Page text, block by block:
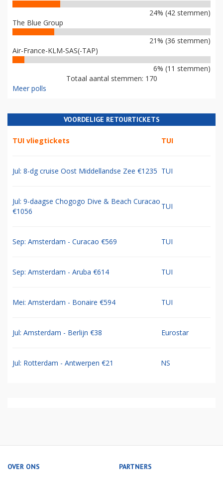
24% (42 stemmen)
The Blue Group
21% (36 stemmen)
Air-France-KLM-SAS(-TAP)
6% (11 stemmen)
Totaal aantal stemmen: 170
Meer polls
VOORDELIGE RETOURTICKETS
TUI vliegtickets TUI
Jul: 8-dg cruise Oost Middellandse Zee €1235 TUI
Jul: 9-daagse Chogogo Dive & Beach Curacao
€1056
TUI
Sep: Amsterdam - Curacao €569 TUI
Sep: Amsterdam - Aruba €614 TUI
Mei: Amsterdam - Bonaire €594 TUI
Jul: Amsterdam - Berlijn €38 Eurostar
Jul: Rotterdam - Antwerpen €21 NS
OVER ONS PARTNERS